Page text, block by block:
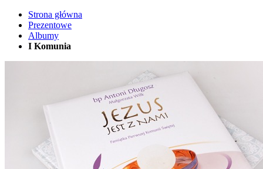
Strona główna
Prezentowe
Albumy
I Komunia